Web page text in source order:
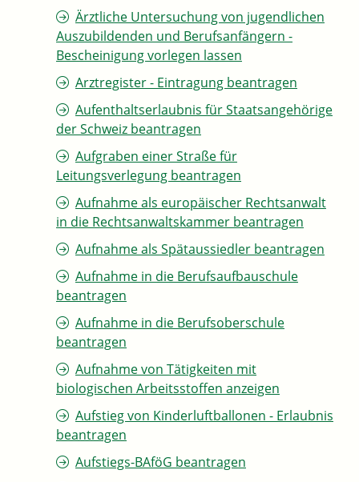
Ärztliche Untersuchung von jugendlichen
Auszubildenden und Berufsanfängern -
Bescheinigung vorlegen lassen
Arztregister - Eintragung beantragen
Aufenthaltserlaubnis für Staatsangehörige
der Schweiz beantragen
Aufgraben einer Straße für
Leitungsverlegung beantragen
Aufnahme als europäischer Rechtsanwalt
in die Rechtsanwaltskammer beantragen
Aufnahme als Spätaussiedler beantragen
Aufnahme in die Berufsaufbauschule
beantragen
Aufnahme in die Berufsoberschule
beantragen
Aufnahme von Tätigkeiten mit
biologischen Arbeitsstoffen anzeigen
Aufstieg von Kinderluftballonen - Erlaubnis
beantragen
Aufstiegs-BAföG beantragen